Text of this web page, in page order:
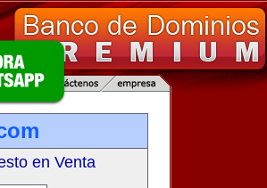
en Venta